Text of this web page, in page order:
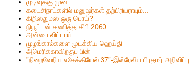
முடிவுக்கு முன்...
கடைசிநாட்களில் மனுஷர்கள் தற்பிரியராயும்...
கிறிஸ்தும‌ஸ் ஒரு பொய்?
நியூட்டன் கணித்த கிபி:2060
அன்பை விட்டாய்
முழங்கால்களை முடக்கிய ஹெய்தி
அமெரிக்காவிற்குப் பின்
”நிறைவேறிய எசேக்கியேல் 37”-இஸ்ரேலிய பிரதமர் அறிவிப்பு